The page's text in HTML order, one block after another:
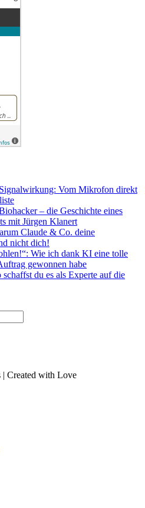
Vom Mikrofon direkt
– die Geschichte eines
mit Jürgen Klanert
Claude & Co. deine
nicht dich!
Wie ich dank KI eine tolle
gewonnen habe
du es als Experte auf die
Created with Love